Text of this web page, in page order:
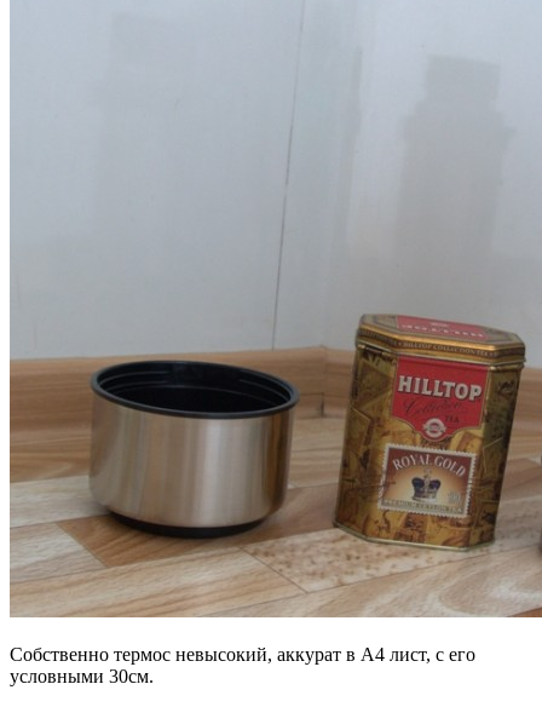
Собственно термос невысокий, аккурат в А4 лист, с его
условными 30см.